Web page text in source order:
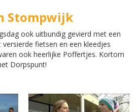
Stompwijk
ook uitbundig gevierd met een
fietsen en een kleedjes
ook heerlijke Poffertjes. Kortom
Dorpspunt!